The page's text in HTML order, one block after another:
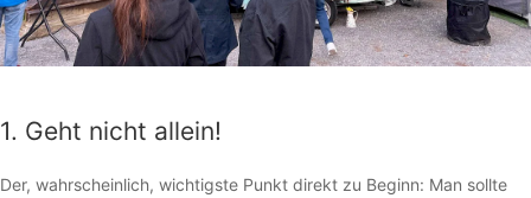
1. Geht nicht allein!
Der, wahrscheinlich, wichtigste Punkt direkt zu Beginn: Man sollte